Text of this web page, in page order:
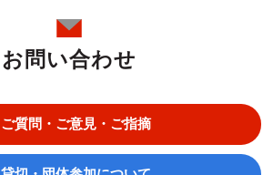
お問い合わせ
ご質問・ご意見・ご指摘